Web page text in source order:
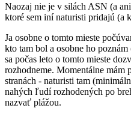
Naozaj nie je v silách ASN (a
ktoré sem iní naturisti pridajú (a
Ja osobne o tomto mieste
kto tam bol a osobne ho
sa počas leto o tomto mieste
rozhodneme. Momentálne mám
stranách - naturisti tam
nahých ľudí rozhodených po
nazvať plážou.